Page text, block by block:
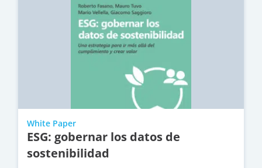
White Paper
ESG: gobernar los datos de
sostenibilidad